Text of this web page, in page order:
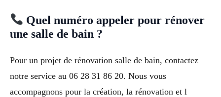
Quel numéro appeler pour rénover
une salle de bain ?
Pour un projet de rénovation salle de bain, contactez
notre service au 06 28 31 86 20. Nous vous
accompagnons pour la création, la rénovation et l